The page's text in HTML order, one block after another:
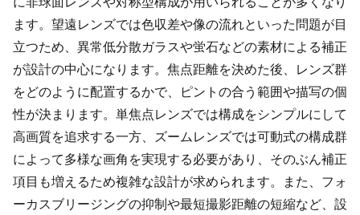
ます。望遠レンズでは色収差や像の流れといった問題が目
立つため、異常低分散ガラスや蛍石などの素材による補正
が設計の中心になります。焦点距離を決めた後、レンズ群
をどのように配置するかで、ピントの合う範囲や描写の個
性が決まります。単焦点レンズでは構成をシンプルにして
高画質を追求する一方、ズームレンズでは可動式の構成群
によって多様な画角を実現する必要があり、そのぶん補正
項目も増えるため複雑な設計が求められます。また、フォ
ーカスブリージングの抑制や最短撮影距離の短縮など、設